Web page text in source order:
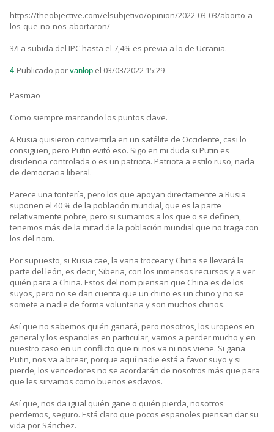
https://theobjective.com/elsubjetivo/opinion/2022-03-03/aborto-a-
los-que-no-nos-abortaron/
3/La subida del IPC hasta el 7,4% es previa a lo de Ucrania.
4.Publicado por vanlop el 03/03/2022 15:29
Pasmao
Como siempre marcando los puntos clave.
A Rusia quisieron convertirla en un satélite de Occidente, casi lo
consiguen, pero Putin evitó eso. Sigo en mi duda si Putin es
disidencia controlada o es un patriota. Patriota a estilo ruso, nada
de democracia liberal.
Parece una tontería, pero los que apoyan directamente a Rusia
suponen el 40 % de la población mundial, que es la parte
relativamente pobre, pero si sumamos a los que o se definen,
tenemos más de la mitad de la población mundial que no traga con
los del nom.
Por supuesto, si Rusia cae, la vana trocear y China se llevará la
parte del león, es decir, Siberia, con los inmensos recursos y a ver
quién para a China. Estos del nom piensan que China es de los
suyos, pero no se dan cuenta que un chino es un chino y no se
somete a nadie de forma voluntaria y son muchos chinos.
Así que no sabemos quién ganará, pero nosotros, los uropeos en
general y los españoles en particular, vamos a perder mucho y en
nuestro caso en un conflicto que ni nos va ni nos viene. Si gana
Putin, nos va a brear, porque aquí nadie está a favor suyo y si
pierde, los vencedores no se acordarán de nosotros más que para
que les sirvamos como buenos esclavos.
Así que, nos da igual quién gane o quién pierda, nosotros
perdemos, seguro. Está claro que pocos españoles piensan dar su
vida por Sánchez.